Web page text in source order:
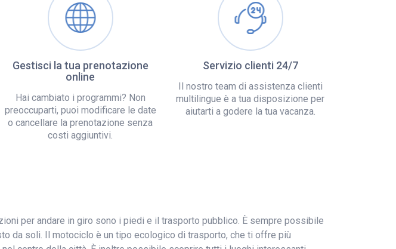
Gestisci la tua prenotazione
online
Hai cambiato i programmi? Non
preoccuparti, puoi modificare le date
o cancellare la prenotazione senza
costi aggiuntivi.
Servizio clienti 24/7
Il nostro team di assistenza clienti
multilingue è a tua disposizione per
aiutarti a godere la tua vacanza.
per andare in giro sono i piedi e il trasporto pubblico. È sempre possibile
da soli. Il motociclo è un tipo ecologico di trasporto, che ti offre più